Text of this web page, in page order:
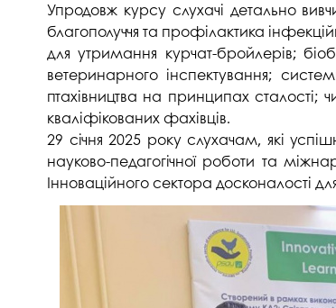
Музеї ПДАУ
Профспілка
Асоціація випускників
3D тур по університету
Наші контакти
Публічна інформація
Антикорупційна діяльність
Меморіал пам'яті
Відділ
Центр
4.0
Упродовж курсу слухачі детально
благополуччя та профілактика
для утримання курчат-бройлерів;
ветеринарного інспектування;
птахівництва на принципах сталості;
кваліфікованих фахівців.
29 січня 2025 року слухачам, які
науково-педагогічної роботи та
Інноваційного сектора досконалості